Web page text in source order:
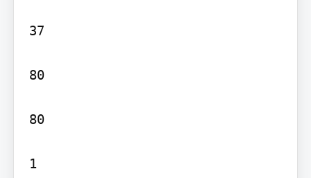
37
80
80
1